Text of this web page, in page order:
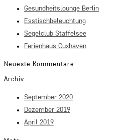
Gesundheitslounge Berlin
Esstischbeleuchtung
Segelclub Staffelsee
Ferienhaus Cuxhaven
Neueste Kommentare
Archiv
September 2020
Dezember 2019
April 2019